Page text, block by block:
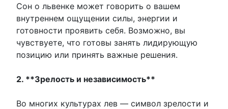
Сон о львенке может говорить о вашем
внутреннем ощущении силы, энергии и
готовности проявить себя. Возможно, вы
чувствуете, что готовы занять лидирующую
позицию или принять важные решения.
2. **Зрелость и независимость**
Во многих культурах лев — символ зрелости и